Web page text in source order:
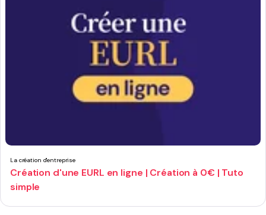
La création d'entreprise
Création d'une EURL en ligne | Création à 0€ | Tuto
simple